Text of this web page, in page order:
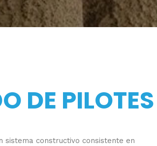
DE PILOTES
sistema constructivo consistente en